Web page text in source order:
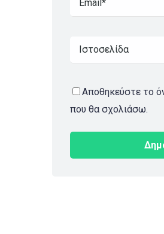
Αποθηκεύστε το
που θα σχολιάσω.